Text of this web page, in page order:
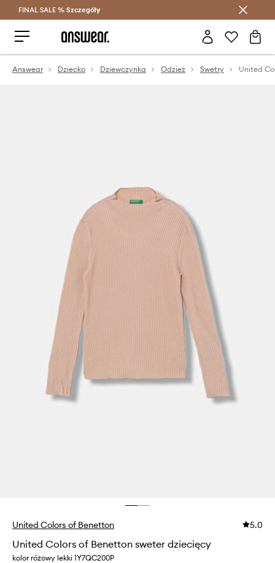
Oszczędzaj z Answear Club >
FINAL SALE % Szczegóły
Answear Dziecko Dziewczynka Odzież Swetry
United Colors of Benetton 5.0
United Colors of Benetton sweter dziecięcy
kolor różowy lekki 1Y7QC200P